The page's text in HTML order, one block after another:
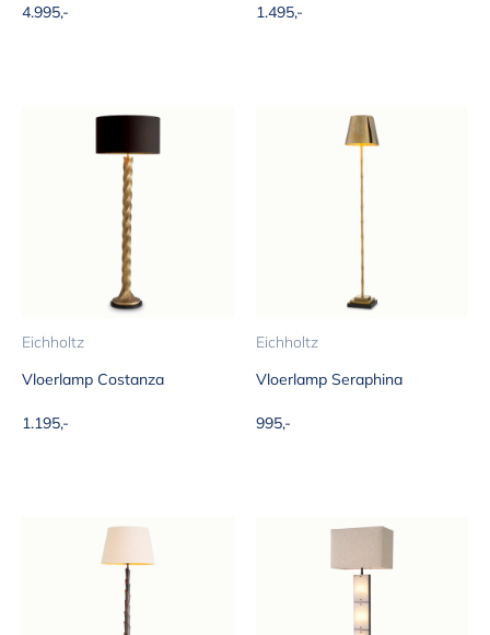
Aanbiedingsprijs
4.995,- Aanbiedingsprijs
1.495,-
Eichholtz
Vloerlamp Costanza
Aanbiedingsprijs
1.195,-
Eichholtz
Vloerlamp Seraphina
Aanbiedingsprijs
995,-